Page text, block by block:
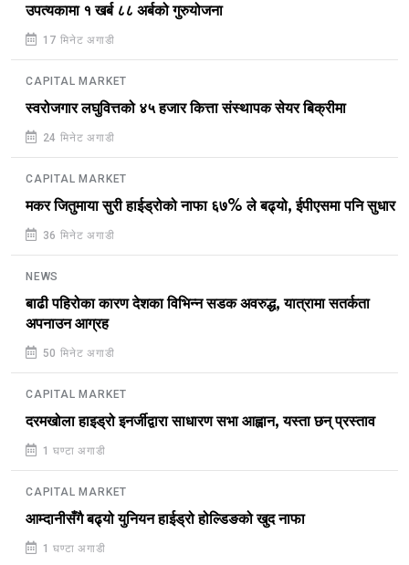
उपत्यकामा १ खर्ब ८८ अर्बको गुरुयोजना
17 मिनेट अगाडी
CAPITAL MARKET
स्वरोजगार लघुवित्तको ४५ हजार कित्ता संस्थापक सेयर बिक्रीमा
24 मिनेट अगाडी
CAPITAL MARKET
मकर जितुमाया सुरी हाईड्रोको नाफा ६७% ले बढ्यो, ईपीएसमा पनि सुधार
36 मिनेट अगाडी
NEWS
बाढी पहिरोका कारण देशका विभिन्न सडक अवरुद्ध, यात्रामा सतर्कता
अपनाउन आग्रह
50 मिनेट अगाडी
CAPITAL MARKET
दरमखोला हाइड्रो इनर्जीद्वारा साधारण सभा आह्वान, यस्ता छन् प्रस्ताव
1 घण्टा अगाडी
CAPITAL MARKET
आम्दानीसँगै बढ्यो युनियन हाईड्रो होल्डिङको खुद नाफा
1 घण्टा अगाडी